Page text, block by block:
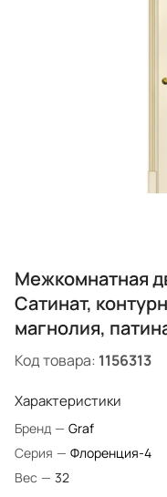
Межкомнатная
Сатинат,
магнолия,
Код товара: 1156313
Характеристики
Бренд — Graf
Серия — Флоренция-4
Вес — 32